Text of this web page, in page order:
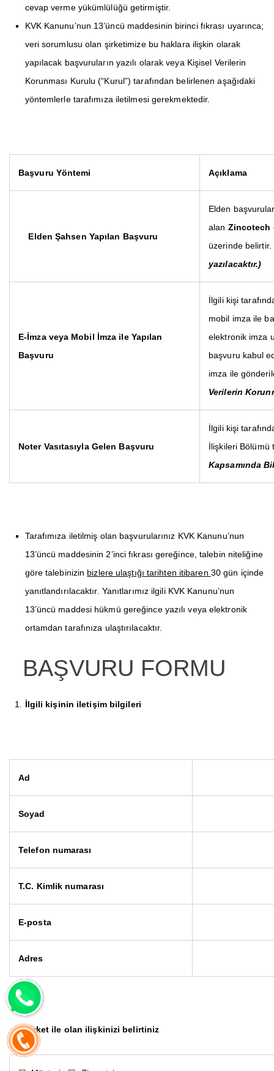
cevap verme yükümlülüğü getirmiştir.
KVK Kanunu’nun 13’üncü maddesinin birinci fıkrası uyarınca;
veri sorumlusu olan şirketimize bu haklara ilişkin olarak
yapılacak başvuruların yazılı olarak veya Kişisel Verilerin
Korunması Kurulu (“Kurul”) tarafından belirlenen aşağıdaki
yöntemlerle tarafımıza iletilmesi gerekmektedir.
Başvuru Yöntemi Açıklama
Elden Şahsen Yapılan Başvuru
Elden
alan Zincotech
üzerinde belirtir.
yazılacaktır.)
E-İmza veya Mobil İmza ile Yapılan
Başvuru
İlgili kişi
mobil imza ile
elektronik imza
başvuru kabul
imza ile
Verilerin
Noter Vasıtasıyla Gelen Başvuru
İlgili kişi
İlişkileri Bölümü
Kapsamında
Tarafımıza iletilmiş olan başvurularınız KVK Kanunu’nun
13’üncü maddesinin 2’inci fıkrası gereğince, talebin niteliğine
göre talebinizin bizlere ulaştığı tarihten itibaren 30 gün içinde
yanıtlandırılacaktır. Yanıtlarımız ilgili KVK Kanunu’nun
13’üncü maddesi hükmü gereğince yazılı veya elektronik
ortamdan tarafınıza ulaştırılacaktır.
BAŞVURU FORMU
İlgili kişinin iletişim bilgileri
Ad
Soyad
Telefon numarası
T.C. Kimlik numarası
E-posta
Adres
Şirket ile olan ilişkinizi belirtiniz